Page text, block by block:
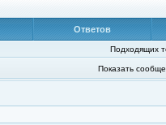
Ответов
Подходящих
Показать